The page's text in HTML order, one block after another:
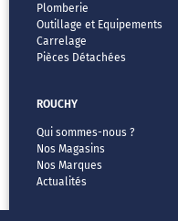
Plomberie
Outillage et Equipements
Carrelage
Pièces Détachées
ROUCHY
Qui sommes-nous ?
Nos Magasins
Nos Marques
Actualités